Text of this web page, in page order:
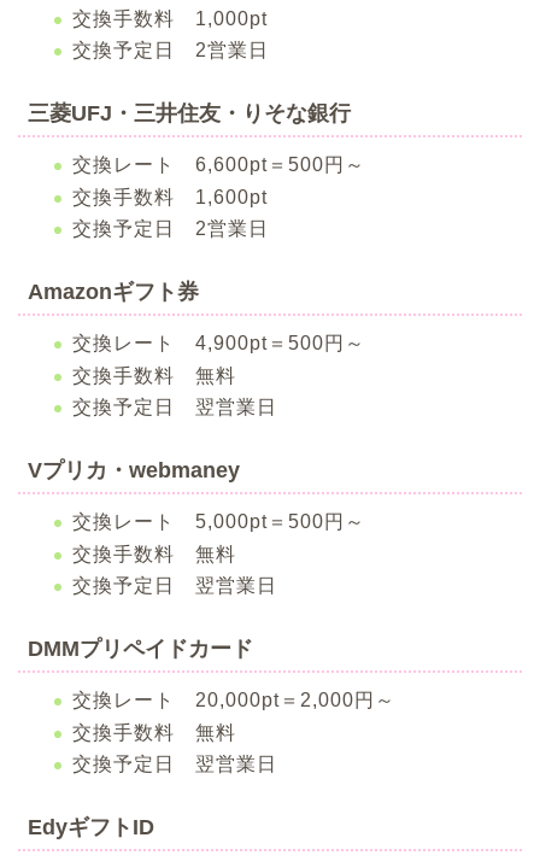
交換手数料 1,000pt
交換予定日 2営業日
三菱UFJ・三井住友・りそな銀行
交換レート 6,600pt＝500円～
交換手数料 1,600pt
交換予定日 2営業日
Amazonギフト券
交換レート 4,900pt＝500円～
交換手数料 無料
交換予定日 翌営業日
Vプリカ・webmaney
交換レート 5,000pt＝500円～
交換手数料 無料
交換予定日 翌営業日
DMMプリペイドカード
交換レート 20,000pt＝2,000円～
交換手数料 無料
交換予定日 翌営業日
EdyギフトID